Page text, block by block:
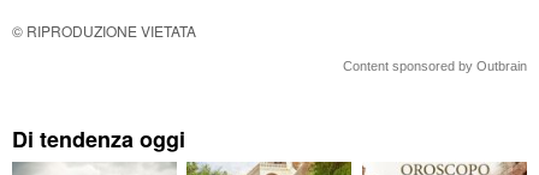
© RIPRODUZIONE VIETATA
Content sponsored by Outbrain
Di tendenza oggi